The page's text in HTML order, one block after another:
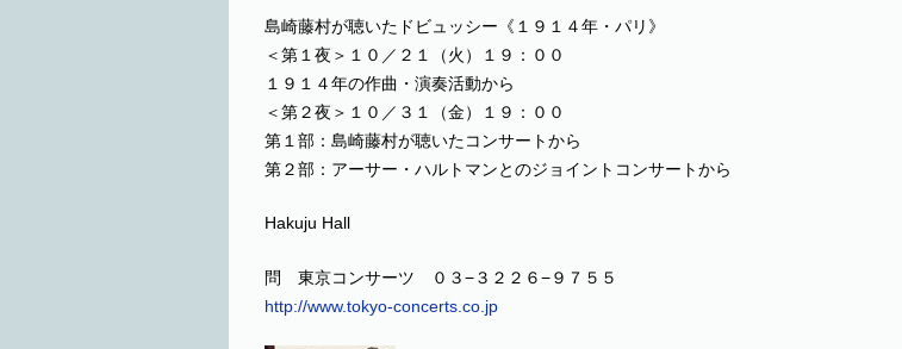
島崎藤村が聴いたドビュッシー《１９１４年・パリ》
＜第１夜＞１０／２１（火）１９：００
１９１４年の作曲・演奏活動から
＜第２夜＞１０／３１（金）１９：００
第１部：島崎藤村が聴いたコンサートから
第２部：アーサー・ハルトマンとのジョイントコンサートから
Hakuju Hall
問 東京コンサーツ ０３−３２２６−９７５５
http://www.tokyo-concerts.co.jp